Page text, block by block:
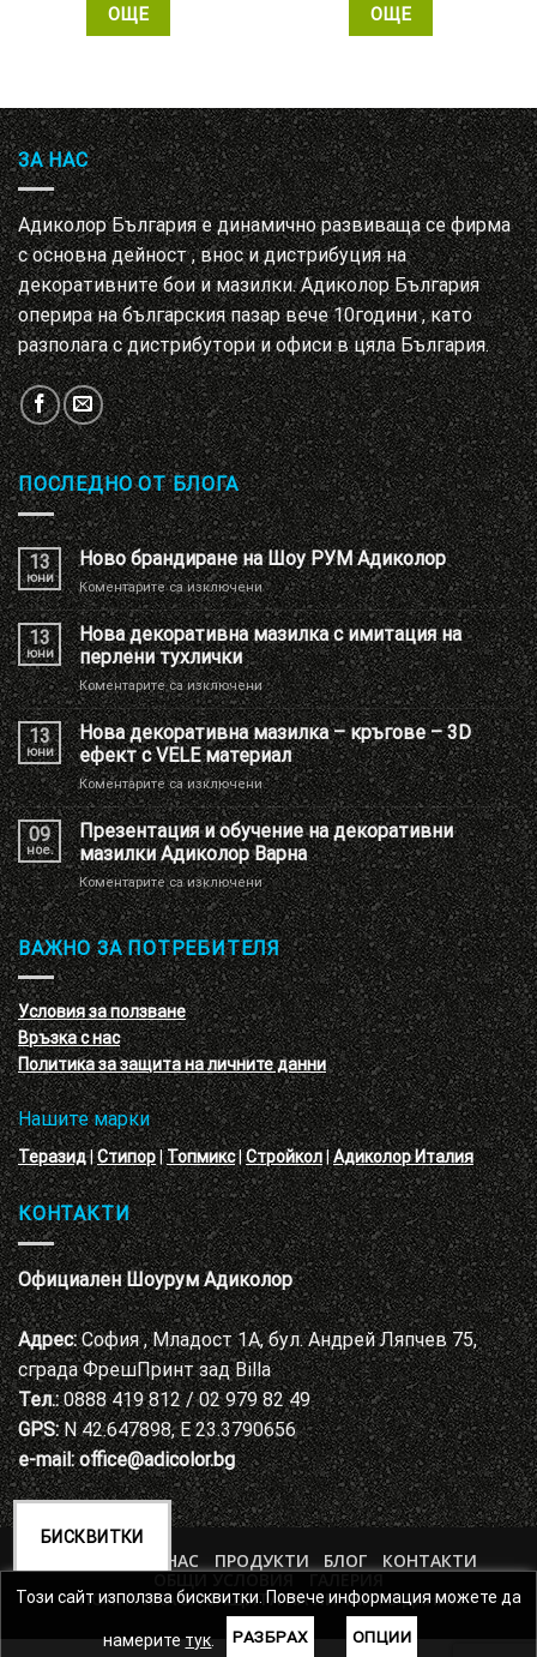
ОЩЕ ОЩЕ
ЗА НАС
Адиколор България е динамично развиваща се фирма
с основна дейност , внос и дистрибуция на
декоративните бои и мазилки. Адиколор България
оперира на българския пазар вече 10години , като
разполага с дистрибутори и офиси в цяла България.
ПОСЛЕДНО ОТ БЛОГА
13
юни
Ново брандиране на Шоу РУМ Адиколор
Коментарите са изключениза
Ново
брандиране
на
Шоу
РУМ
Адиколор
13
юни
Нова декоративна мазилка с имитация на
перлени тухлички
Коментарите са изключениза
Нова
декоративна
мазилка
с
имитация
на
перлени
тухлички
13
юни
Нова декоративна мазилка – кръгове – 3D
ефект с VELE материал
Коментарите са изключениза
Нова
декоративна
мазилка
–
кръгове
–
3D
ефект
с
VELE
материал
09
ное.
Презентация и обучение на декоративни
мазилки Адиколор Варна
Коментарите са изключениза
Презентация
и
обучение
на
декоративни
мазилки
Адиколор
Варна
ВАЖНО ЗА ПОТРЕБИТЕЛЯ
Условия за ползване
Връзка с нас
Политика за защита на личните данни
Нашите марки
Теразид|Стипор|Топмикс|Стройкол|Адиколор Италия
КОНТАКТИ
Официален Шоурум Адиколор
Адрес:София , Младост 1А, бул. Андрей Ляпчев 75,
сграда ФрешПринт зад Billa
Тел.:0888 419 812 / 02 979 82 49
GPS:N 42.647898, E 23.3790656
e-mail: office@adicolor.bg
ЗА НАС ПРОДУКТИ БЛОГ
КОНТАКТИ
ПОЛИТИКА ЗА ЗАЩИТА НА ЛИЧНИТЕ ДАННИ
БИСКВИТКИ
Този сайт използва бисквитки. Повече информация можете да
намерите тук. РАЗБРАХ ОПЦИИ